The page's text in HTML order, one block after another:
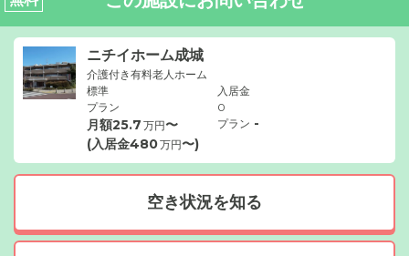
ニチイホーム成城
介護付き有料老人ホーム
標準
プラン
月額25.7 万円〜
(入居金480万円〜)
入居金
0
プラン -
空き状況を知る